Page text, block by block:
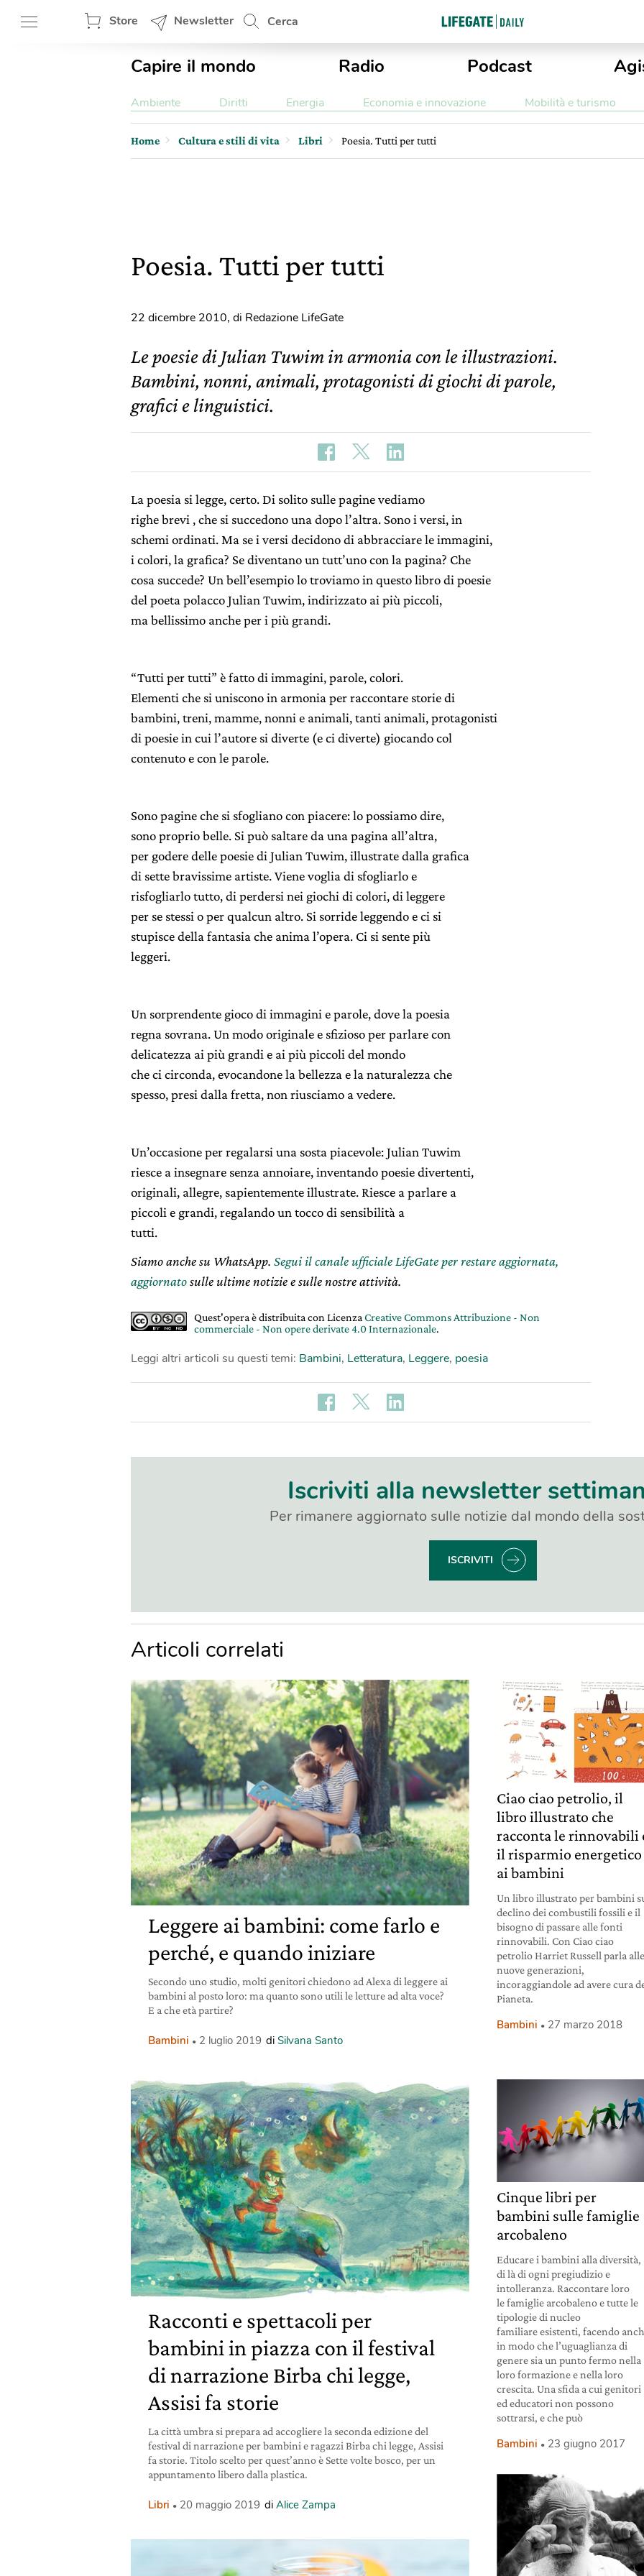
Store Newsletter Cerca
Capire il mondo Radio Podcast
Ambiente Diritti Energia Economia e innovazione Mobilità e turismo
Home Cultura e stili di vita Libri Poesia. Tutti per tutti
Poesia. Tutti per tutti
22 dicembre 2010, di Redazione LifeGate
Le poesie di Julian Tuwim in armonia con le illustrazioni.
Bambini, nonni, animali, protagonisti di giochi di parole,
grafici e linguistici.
La poesia si legge, certo. Di solito sulle pagine vediamo
righe brevi , che si succedono una dopo l’altra. Sono i versi, in
schemi ordinati. Ma se i versi decidono di abbracciare le immagini,
i colori, la grafica? Se diventano un tutt’uno con la pagina? Che
cosa succede? Un bell’esempio lo troviamo in questo libro di poesie
del poeta polacco Julian Tuwim, indirizzato ai più piccoli,
ma bellissimo anche per i più grandi.
“Tutti per tutti” è fatto di immagini, parole, colori.
Elementi che si uniscono in armonia per raccontare storie di
bambini, treni, mamme, nonni e animali, tanti animali, protagonisti
di poesie in cui l’autore si diverte (e ci diverte) giocando col
contenuto e con le parole.
Sono pagine che si sfogliano con piacere: lo possiamo dire,
sono proprio belle. Si può saltare da una pagina all’altra,
per godere delle poesie di Julian Tuwim, illustrate dalla grafica
di sette bravissime artiste. Viene voglia di sfogliarlo e
risfogliarlo tutto, di perdersi nei giochi di colori, di leggere
per se stessi o per qualcun altro. Si sorride leggendo e ci si
stupisce della fantasia che anima l’opera. Ci si sente più
leggeri.
Un sorprendente gioco di immagini e parole, dove la poesia
regna sovrana. Un modo originale e sfizioso per parlare con
delicatezza ai più grandi e ai più piccoli del mondo
che ci circonda, evocandone la bellezza e la naturalezza che
spesso, presi dalla fretta, non riusciamo a vedere.
Un’occasione per regalarsi una sosta piacevole: Julian Tuwim
riesce a insegnare senza annoiare, inventando poesie divertenti,
originali, allegre, sapientemente illustrate. Riesce a parlare a
piccoli e grandi, regalando un tocco di sensibilità a
tutti.
Siamo anche su WhatsApp. Segui il canale ufficiale LifeGate per restare aggiornata,
aggiornatosulle ultime notizie e sulle nostre attività.
Quest'opera è distribuita con Licenza Creative Commons Attribuzione - Non
commerciale - Non opere derivate 4.0 Internazionale.
Leggi altri articoli su questi temi: Bambini, Letteratura, Leggere, poesia
Iscriviti alla newsletter
Per rimanere aggiornato sulle notizie dal mondo della
ISCRIVITI
Articoli correlati
Leggere ai bambini: come farlo e
perché, e quando iniziare
Secondo uno studio, molti genitori chiedono ad Alexa di leggere ai
bambini al posto loro: ma quanto sono utili le letture ad alta voce?
E a che età partire?
Bambini 2 luglio 2019 di Silvana Santo
Racconti e spettacoli per
bambini in piazza con il festival
di narrazione Birba chi legge,
Assisi fa storie
La città umbra si prepara ad accogliere la seconda edizione del
festival di narrazione per bambini e ragazzi Birba chi legge, Assisi
fa storie. Titolo scelto per quest’anno è Sette volte bosco, per un
appuntamento libero dalla plastica.
Libri 20 maggio 2019 di Alice Zampa
Ciao ciao petrolio, il
libro illustrato che
racconta le rinnovabili
il risparmio energetico
ai bambini
Un libro illustrato per bambini
declino dei combustili fossili e il
bisogno di passare alle fonti
rinnovabili. Con Ciao ciao
petrolio Harriet Russell parla alle
nuove generazioni,
incoraggiandole ad avere cura
Pianeta.
Bambini 27 marzo 2018
Cinque libri per
bambini sulle famiglie
arcobaleno
Educare i bambini alla diversità,
di là di ogni pregiudizio e
intolleranza. Raccontare loro
le famiglie arcobaleno e tutte le
tipologie di nucleo
familiare esistenti, facendo
in modo che l’uguaglianza di
genere sia un punto fermo nella
loro formazione e nella loro
crescita. Una sfida a cui genitori
ed educatori non possono
sottrarsi, e che può
Bambini 23 giugno 2017